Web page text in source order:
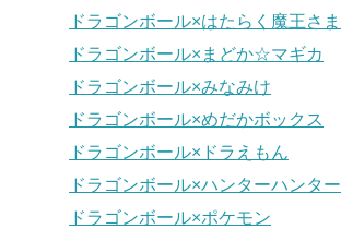
ドラゴンボール×はたらく魔王さま
ドラゴンボール×まどか☆マギカ
ドラゴンボール×みなみけ
ドラゴンボール×めだかボックス
ドラゴンボール×ドラえもん
ドラゴンボール×ハンターハンター
ドラゴンボール×ポケモン